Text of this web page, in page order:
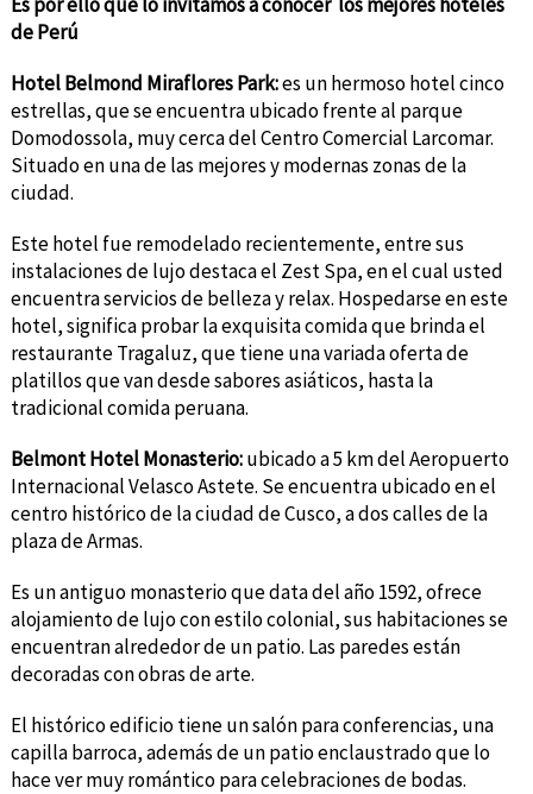
de Perú
Hotel Belmond Miraflores Park:es un hermoso hotel cinco
estrellas, que se encuentra ubicado frente al parque
Domodossola, muy cerca del Centro Comercial Larcomar.
Situado en una de las mejores y modernas zonas de la
ciudad.
Este hotel fue remodelado recientemente, entre sus
instalaciones de lujo destaca el Zest Spa, en el cual usted
encuentra servicios de belleza y relax. Hospedarse en este
hotel, significa probar la exquisita comida que brinda el
restaurante Tragaluz, que tiene una variada oferta de
platillos que van desde sabores asiáticos, hasta la
tradicional comida peruana.
Belmont Hotel Monasterio:ubicado a 5 km del Aeropuerto
Internacional Velasco Astete. Se encuentra ubicado en el
centro histórico de la ciudad de Cusco, a dos calles de la
plaza de Armas.
Es un antiguo monasterio que data del año 1592, ofrece
alojamiento de lujo con estilo colonial, sus habitaciones se
encuentran alrededor de un patio. Las paredes están
decoradas con obras de arte.
El histórico edificio tiene un salón para conferencias, una
capilla barroca, además de un patio enclaustrado que lo
hace ver muy romántico para celebraciones de bodas.